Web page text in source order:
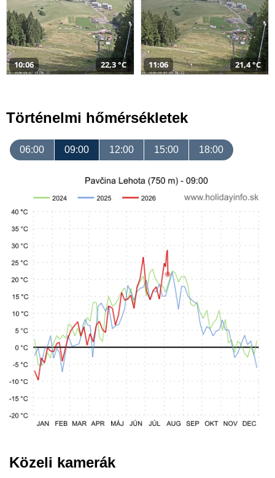
10:06 22,3 °C 11:06 21,4 °C
Történelmi hőmérsékletek
06:00 09:00 12:00 15:00 18:00
Közeli kamerák